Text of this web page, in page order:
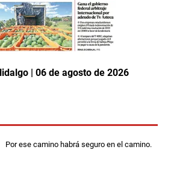
| 06 de agosto de 2026
Por ese camino habrá seguro en el camino.